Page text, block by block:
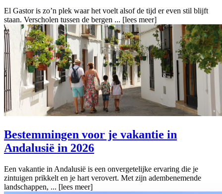
El Gastor is zo’n plek waar het voelt alsof de tijd er even stil blijft
staan. Verscholen tussen de bergen ... [lees meer]
Bestemmingen voor je vakantie in
Andalusië in 2026
Een vakantie in Andalusië is een onvergetelijke ervaring die je
zintuigen prikkelt en je hart verovert. Met zijn adembenemende
landschappen, ... [lees meer]